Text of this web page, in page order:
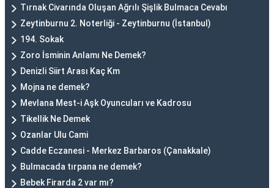
Tırnak Civarında Oluşan Ağrılı Şişlik Bulmaca Cevabı
Zeytinburnu 2. Noterliği - Zeytinburnu (İstanbul)
194. Sokak
Zoro İsminin Anlamı Ne Demek?
Denizli Siirt Arası Kaç Km
Mojna ne demek?
Mevlana Mest-i Aşk Oyuncuları ve Kadrosu
Tikellik Ne Demek
Ozanlar Ulu Cami
Cadde Eczanesi - Merkez Barbaros (Çanakkale)
Bulmacada tırpana ne demek?
Bebek Firarda 2 var mı?